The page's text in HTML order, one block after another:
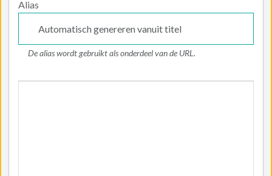
Alias
De alias wordt gebruikt als onderdeel van de URL.